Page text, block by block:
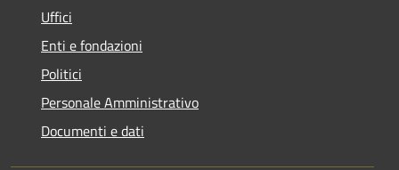
Uffici
Enti e fondazioni
Politici
Personale Amministrativo
Documenti e dati